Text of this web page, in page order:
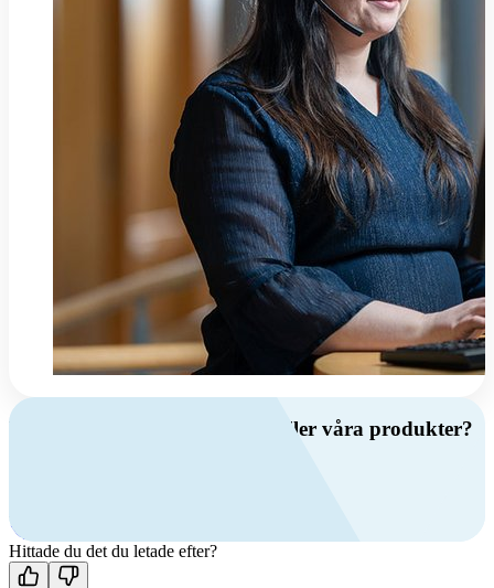
Har du frågor om ventilation eller våra produkter?
Kontakta oss
Hittade du det du letade efter?